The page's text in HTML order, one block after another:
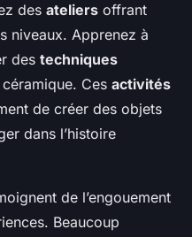
des ateliers offrant
niveaux. Apprenez à
des techniques
céramique. Ces activités
de créer des objets
dans l’histoire
de l’engouement
Beaucoup